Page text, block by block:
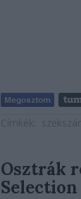
Osztrák
Selection